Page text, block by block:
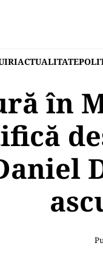
ACTUALITATE
în